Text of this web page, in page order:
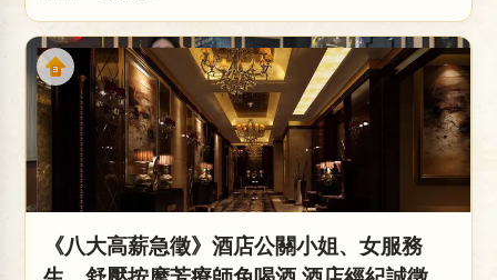
《八大高薪急徵》酒店公關小姐、女服務